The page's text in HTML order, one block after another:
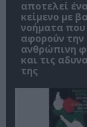
αποτελεί
κείμενο με
νοήματα που
αφορούν την
ανθρώπινη
και τις
της